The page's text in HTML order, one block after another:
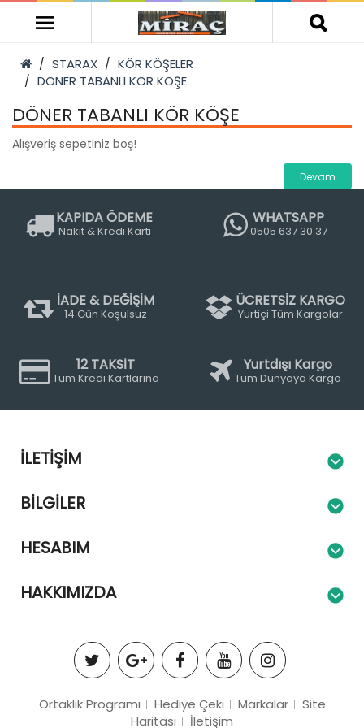
STARAX
KÖR KÖŞELER
DÖNER TABANLI KÖR KÖŞE
DÖNER TABANLI KÖR KÖŞE
Alışveriş sepetiniz boş!
Devam
KAPIDA ÖDEME
Nakit & Kredi Kartı
WHATSAPP
0505 637 30 37
İADE & DEĞİŞİM
14 Gün Koşulsuz
ÜCRETSİZ KARGO
Yurtiçi Tüm Kargolar
12 TAKSİT
Tüm Kredi Kartlarına
Yurtdışı Kargo
Tüm Dünyaya Kargo
İLETIŞIM
BILGILER
HESABIM
HAKKIMIZDA
Ortaklık Programı Hediye Çeki Markalar
Site
Haritası
İletişim